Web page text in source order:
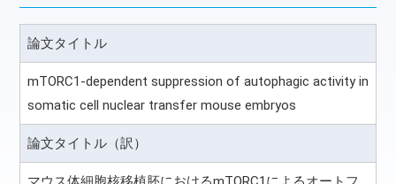
論文タイトル
mTORC1-dependent suppression of autophagic activity in
somatic cell nuclear transfer mouse embryos
論文タイトル（訳）